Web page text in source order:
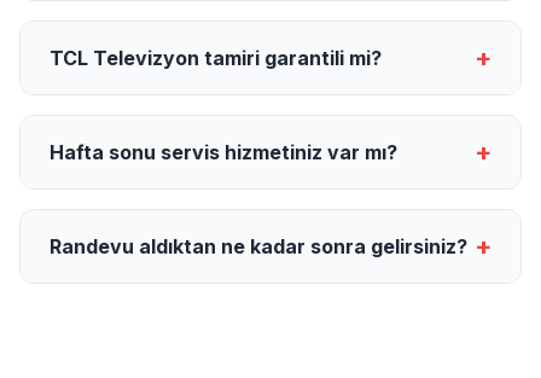
TCL Televizyon tamiri garantili mi? +
Hafta sonu servis hizmetiniz var mı? +
Randevu aldıktan ne kadar sonra gelirsiniz? +